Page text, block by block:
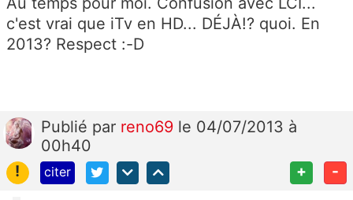
c'est vrai que iTv en HD... DÉJÀ!? quoi. En
2013? Respect :-D
Publié par reno69 le 04/07/2013 à
00h40
!
citer + -